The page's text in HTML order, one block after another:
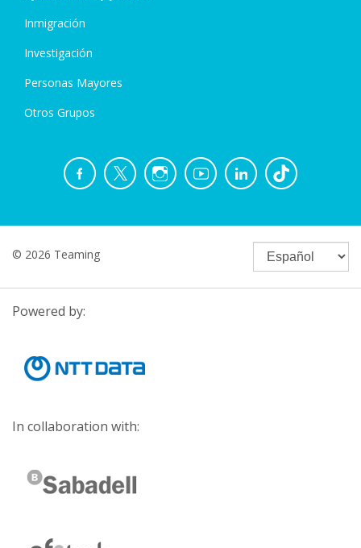
Inmigración
Investigación
Personas Mayores
Otros Grupos
© 2026 Teaming
Powered by:
In collaboration with: